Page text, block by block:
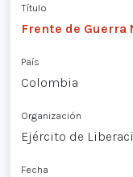
Título
Frente de Guerra
País
Colombia
Organización
Ejército de
Fecha